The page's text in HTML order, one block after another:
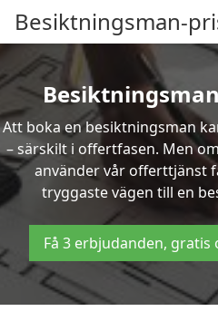
Besiktningsman-
Att boka en besiktningsman
– särskilt i offertfasen. Men
använder vår offerttjänst
tryggaste vägen till en
Få 3 erbjudanden,